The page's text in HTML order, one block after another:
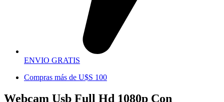
ENVIO GRATIS
Compras más de U$S 100
Webcam Usb Full Hd 1080p Con